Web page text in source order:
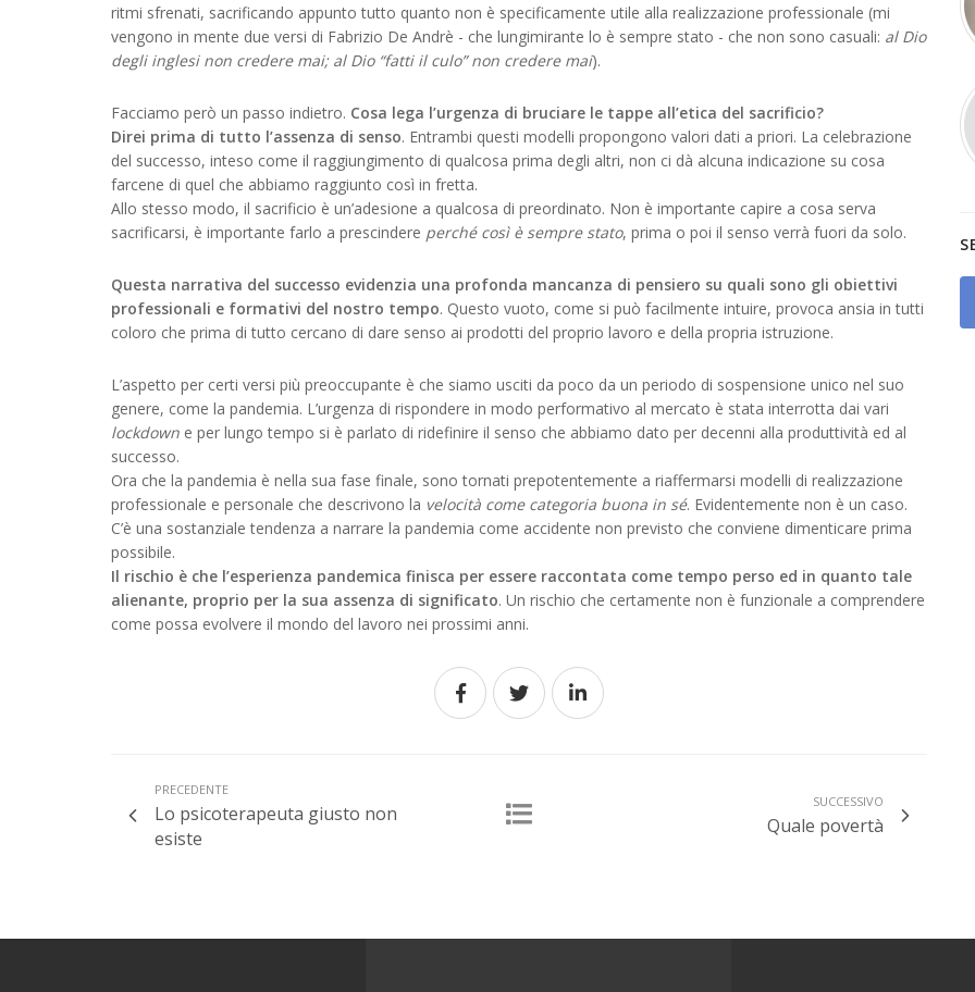
ritmi sfrenati, sacrificando appunto tutto quanto non è specificamente utile alla realizzazione professionale (mi
vengono in mente due versi di Fabrizio De Andrè - che lungimirante lo è sempre stato - che non sono casuali: al Dio
degli inglesi non credere mai; al Dio “fatti il culo” non credere mai).
Facciamo però un passo indietro. Cosa lega l’urgenza di bruciare le tappe all’etica del sacrificio?
Direi prima di tutto l’assenza di senso. Entrambi questi modelli propongono valori dati a priori. La celebrazione
del successo, inteso come il raggiungimento di qualcosa prima degli altri, non ci dà alcuna indicazione su cosa
farcene di quel che abbiamo raggiunto così in fretta.
Allo stesso modo, il sacrificio è un’adesione a qualcosa di preordinato. Non è importante capire a cosa serva
sacrificarsi, è importante farlo a prescindere perché così è sempre stato, prima o poi il senso verrà fuori da solo.
Questa narrativa del successo evidenzia una profonda mancanza di pensiero su quali sono gli obiettivi
professionali e formativi del nostro tempo. Questo vuoto, come si può facilmente intuire, provoca ansia in tutti
coloro che prima di tutto cercano di dare senso ai prodotti del proprio lavoro e della propria istruzione.
L’aspetto per certi versi più preoccupante è che siamo usciti da poco da un periodo di sospensione unico nel suo
genere, come la pandemia. L’urgenza di rispondere in modo performativo al mercato è stata interrotta dai vari
lockdown e per lungo tempo si è parlato di ridefinire il senso che abbiamo dato per decenni alla produttività ed al
successo.
Ora che la pandemia è nella sua fase finale, sono tornati prepotentemente a riaffermarsi modelli di realizzazione
professionale e personale che descrivono la velocità come categoria buona in sé. Evidentemente non è un caso.
C’è una sostanziale tendenza a narrare la pandemia come accidente non previsto che conviene dimenticare prima
possibile.
Il rischio è che l’esperienza pandemica finisca per essere raccontata come tempo perso ed in quanto tale
alienante, proprio per la sua assenza di significato. Un rischio che certamente non è funzionale a comprendere
come possa evolvere il mondo del lavoro nei prossimi anni.
PRECEDENTE
Lo psicoterapeuta giusto non
esiste
SUCCESSIVO
Quale povertà